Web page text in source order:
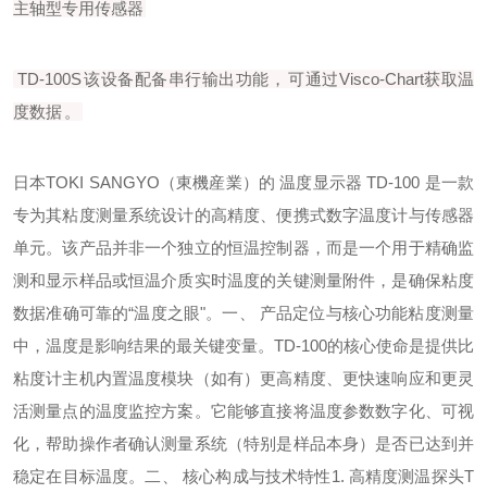
主轴型专用传感器
TD-100S该设备配备串行输出功能， 可通过Visco-Chart获取温
度数据 。
日本TOKI SANGYO（東機産業）的 温度显示器 TD-100 是一款
专为其粘度测量系统设计的高精度、便携式数字温度计与传感器
单元。该产品并非一个独立的恒温控制器，而是一个用于精确监
测和显示样品或恒温介质实时温度的关键测量附件，是确保粘度
数据准确可靠的“温度之眼"。一、 产品定位与核心功能粘度测量
中，温度是影响结果的最关键变量。TD-100的核心使命是提供比
粘度计主机内置温度模块（如有）更高精度、更快速响应和更灵
活测量点的温度监控方案。它能够直接将温度参数数字化、可视
化，帮助操作者确认测量系统（特别是样品本身）是否已达到并
稳定在目标温度。二、 核心构成与技术特性1. 高精度测温探头T